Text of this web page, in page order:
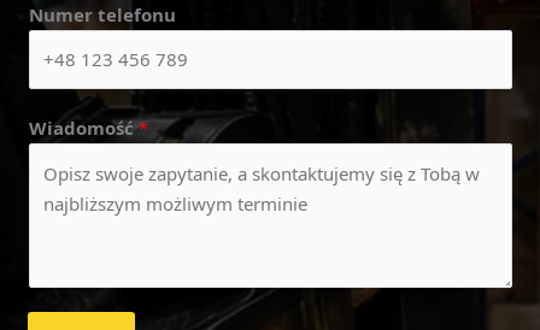
Numer telefonu
Wiadomość*